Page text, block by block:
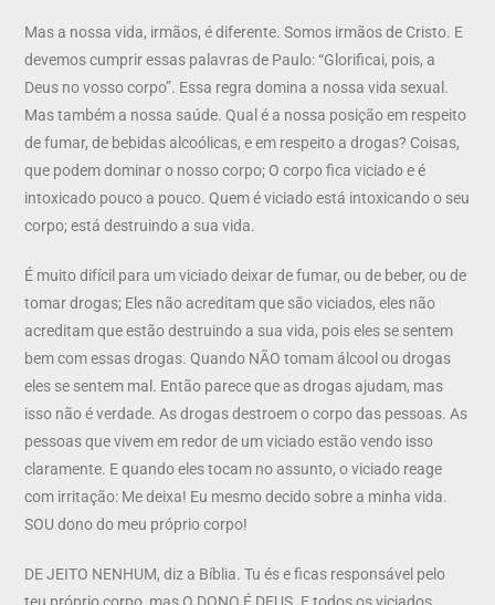
Mas a nossa vida, irmãos, é diferente. Somos irmãos de Cristo. E
devemos cumprir essas palavras de Paulo: “Glorificai, pois, a
Deus no vosso corpo”. Essa regra domina a nossa vida sexual.
Mas também a nossa saúde. Qual é a nossa posição em respeito
de fumar, de bebidas alcoólicas, e em respeito a drogas? Coisas,
que podem dominar o nosso corpo; O corpo fica viciado e é
intoxicado pouco a pouco. Quem é viciado está intoxicando o seu
corpo; está destruindo a sua vida.
É muito difícil para um viciado deixar de fumar, ou de beber, ou de
tomar drogas; Eles não acreditam que são viciados, eles não
acreditam que estão destruindo a sua vida, pois eles se sentem
bem com essas drogas. Quando NÃO tomam álcool ou drogas
eles se sentem mal. Então parece que as drogas ajudam, mas
isso não é verdade. As drogas destroem o corpo das pessoas. As
pessoas que vivem em redor de um viciado estão vendo isso
claramente. E quando eles tocam no assunto, o viciado reage
com irritação: Me deixa! Eu mesmo decido sobre a minha vida.
SOU dono do meu próprio corpo!
DE JEITO NENHUM, diz a Bíblia. Tu és e ficas responsável pelo
teu próprio corpo, mas O DONO É DEUS. E todos os viciados